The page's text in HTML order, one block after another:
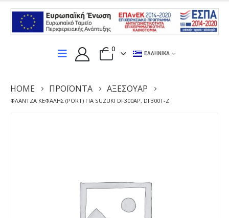
0
ΕΛΛΗΝΙΚΆ
HOME ΠΡΟΪΌΝΤΑ ΑΞΕΣΟΥΆΡ
ΦΛΆΝΤΖΑ ΚΕΦΑΛΉΣ (PORT) ΓΙΑ SUZUKI DF300AP, DF300T-Z